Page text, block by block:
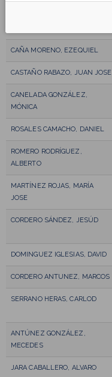
CAÑA MORENO, EZEQUIEL
CASTAÑO RABAZO, JUAN JOSE
CANELADA GONZÁLEZ,
MÓNICA
ROSALES CAMACHO, DANIEL
ROMERO RODRÍGUEZ,
ALBERTO
MARTÍNEZ ROJAS, MARÍA
JOSE
CORDERO SÁNDEZ, JESÚD
DOMINGUEZ IGLESIAS, DAVID
CORDERO ANTUNEZ, MARCOS
SERRANO HERAS, CARLOD
ANTÚNEZ GONZÁLEZ,
MECEDES
JARA CABALLERO, ALVARO